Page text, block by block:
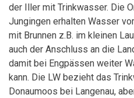
der Iller mit Trinkwasser. Die
Jungingen erhalten Wasser
mit Brunnen z.B. im kleinen
auch der Anschluss an die
damit bei Engpässen weiter
kann. Die LW bezieht das
Donaumoos bei Langenau,